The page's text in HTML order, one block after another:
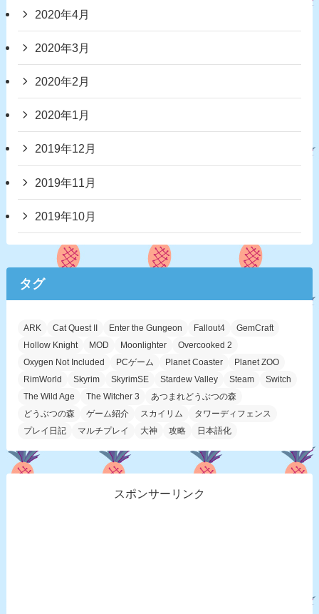
2020年4月
2020年3月
2020年2月
2020年1月
2019年12月
2019年11月
2019年10月
タグ
ARK Cat Quest II Enter the Gungeon Fallout4
GemCraft
Hollow Knight
MOD Moonlighter
Overcooked 2
Oxygen Not Included
PCゲーム Planet Coaster
Planet ZOO
RimWorld
Skyrim SkyrimSE Stardew Valley Steam
Switch
The Wild Age
The Witcher 3
あつまれどうぶつの森
どうぶつの森
ゲーム紹介 スカイリム
タワーディフェンス
プレイ日記
マルチプレイ 大神 攻略 日本語化
スポンサーリンク